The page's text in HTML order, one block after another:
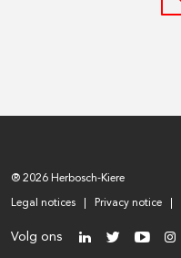
® 2026 Herbosch-Kiere
Legal notices Privacy notice
Volg ons